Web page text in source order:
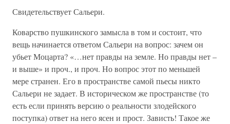
Свидетельствует Сальери.
Коварство пушкинского замысла в том и состоит, что
вещь начинается ответом Сальери на вопрос: зачем он
убьет Моцарта? «…нет правды на земле. Но правды нет –
и выше» и проч., и проч. Но вопрос этот по меньшей
мере странен. Его в пространстве самой пьесы никто
Сальери не задает. В историческом же пространстве (то
есть если принять версию о реальности злодейского
поступка) ответ на него ясен и прост. Зависть! Такое же